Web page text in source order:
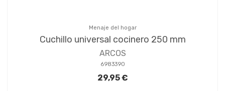
Menaje del hogar
Cuchillo universal cocinero 250 mm
ARCOS
6983390
29,95 €